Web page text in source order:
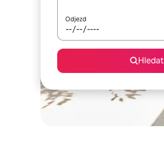
Odjezd
Hledat